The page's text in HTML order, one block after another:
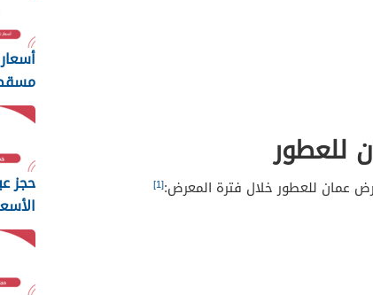
للعطور
عمان للعطور خلال فترة المعرض:[1]
2026
حجز